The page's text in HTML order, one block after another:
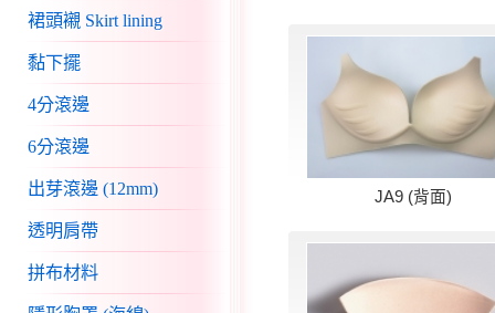
裙頭襯 Skirt lining
黏下擺
4分滾邊
6分滾邊
出芽滾邊 (12mm)
透明肩帶
拼布材料
JA9 (背面)